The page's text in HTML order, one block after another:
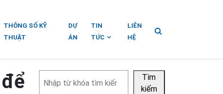
THÔNG SỐ KỸ
THUẬT
DỰ
ÁN
TIN
TỨC
LIÊN
HỆ
kiếm
Tìm
kiếm